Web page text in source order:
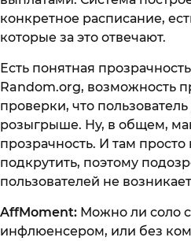
конкретное расписание,
которые за это отвечают.
Есть понятная
Random.org, возможность
проверки, что пользователь
розыгрыше. Ну, в общем,
прозрачность. И там просто
подкрутить, поэтому
пользователей не
AffMoment: Можно ли соло
инфлюенсером, или без